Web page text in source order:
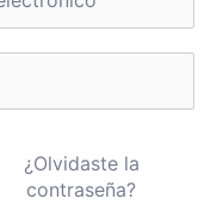
¿Olvidaste la
contraseña?